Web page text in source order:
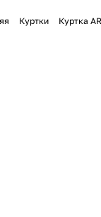
Куртки Куртка